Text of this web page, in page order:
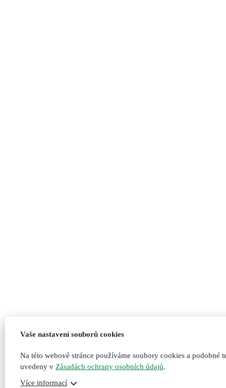
Vaše nastavení souborů cookies
Na této webové stránce používáme soubory cookies a
uvedeny v Zásadách ochrany osobních údajů.
Více informací